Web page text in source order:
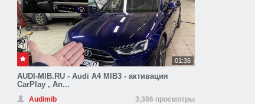
01:36
AUDI-MIB.RU - Audi A4 MIB3 - активация
CarPlay , An...
Audimib 3,386 просмотры